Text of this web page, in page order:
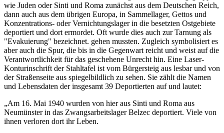
wie Juden oder Sinti und Roma zunächst aus dem Deutschen Reich,
dann auch aus dem übrigen Europa, in Sammellager, Gettos und
Konzentrations- oder Vernichtungslager in die besetzten Ostgebiete
deportiert und dort ermordet. Oft wurde dies auch zur Tarnung als
"Evakuierung" bezeichnet. gehen mussten. Zugleich symbolisiert es
aber auch die Spur, die bis in die Gegenwart reicht und weist auf die
Verantwortlichkeit für das geschehene Unrecht hin. Eine Laser-
Konturinschrift der Stahltafel ist vom Bürgersteig aus lesbar und von
der Straßenseite aus spiegelbildlich zu sehen. Sie zählt die Namen
und Lebensdaten der insgesamt 39 Deportierten auf und lautet:
„Am 16. Mai 1940 wurden von hier aus Sinti und Roma aus
Neumünster in das Zwangsarbeitslager Belzec deportiert. Viele von
ihnen verloren dort ihr Leben.